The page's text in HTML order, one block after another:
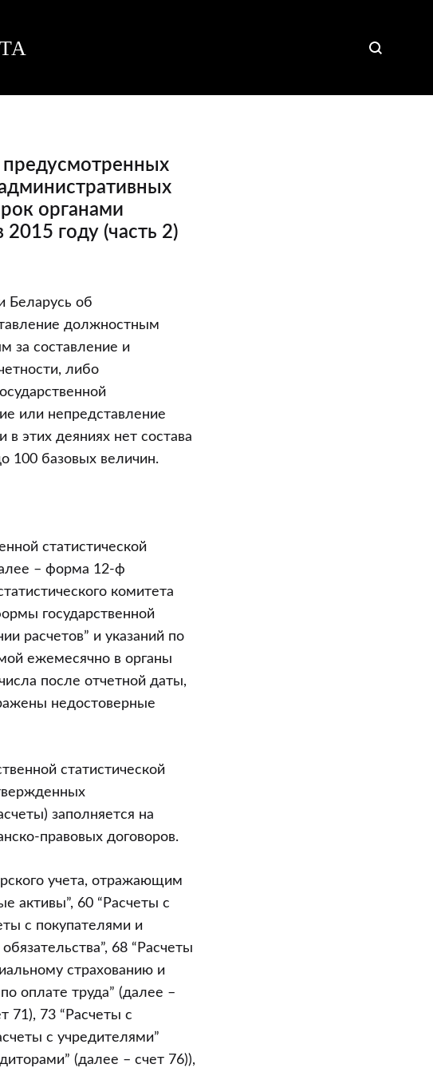
органами
году (часть 2)
Беларусь об
должностным
за составление и
либо
или непредставление
в этих деяниях нет состава
100 базовых величин.
статистической
– форма 12-ф
комитета
государственной
расчетов” и указаний по
ежемесячно в органы
после отчетной даты,
недостоверные
статистической
заполняется на
правовых договоров.
учета, отражающим
активы”, 60 “Расчеты с
с покупателями и
68 “Расчеты
страхованию и
оплате труда” (далее –
71), 73 “Расчеты с
с учредителями”
(далее – счет 76)),